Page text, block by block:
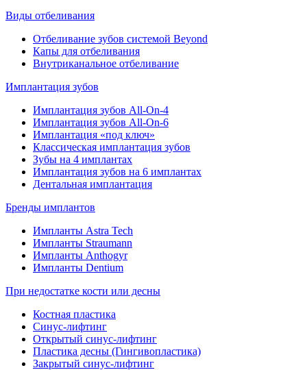
Виды отбеливания
Отбеливание зубов системой Beyond
Капы для отбеливания
Внутриканальное отбеливание
Имплантация зубов
Имплантация зубов All-On-4
Имплантация зубов All-On-6
Имплантация «под ключ»
Классическая имплантация зубов
Зубы на 4 имплантах
Имплантация зубов на 6 имплантах
Дентальная имплантация
Бренды имплантов
Импланты Astra Tech
Импланты Straumann
Импланты Anthogyr
Импланты Dentium
При недостатке кости или десны
Костная пластика
Синус-лифтинг
Открытый синус-лифтинг
Пластика десны (Гингивопластика)
Закрытый синус-лифтинг